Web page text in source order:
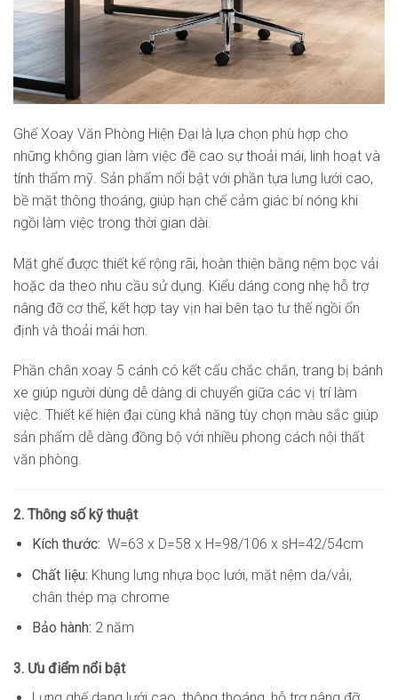
Ghế Xoay Văn Phòng Hiện Đại là lựa chọn phù hợp cho
những không gian làm việc đề cao sự thoải mái, linh hoạt và
tính thẩm mỹ. Sản phẩm nổi bật với phần tựa lưng lưới cao,
bề mặt thông thoáng, giúp hạn chế cảm giác bí nóng khi
ngồi làm việc trong thời gian dài.
Mặt ghế được thiết kế rộng rãi, hoàn thiện bằng nệm bọc vải
hoặc da theo nhu cầu sử dụng. Kiểu dáng cong nhẹ hỗ trợ
nâng đỡ cơ thể, kết hợp tay vịn hai bên tạo tư thế ngồi ổn
định và thoải mái hơn.
Phần chân xoay 5 cánh có kết cấu chắc chắn, trang bị bánh
xe giúp người dùng dễ dàng di chuyển giữa các vị trí làm
việc. Thiết kế hiện đại cùng khả năng tùy chọn màu sắc giúp
sản phẩm dễ dàng đồng bộ với nhiều phong cách nội thất
văn phòng.
2. Thông số kỹ thuật
Kích thước: W=63 x D=58 x H=98/106 x sH=42/54cm
Chất liệu: Khung lưng nhựa bọc lưới, mặt nệm da/vải,
chân thép mạ chrome
Bảo hành: 2 năm
3. Ưu điểm nổi bật